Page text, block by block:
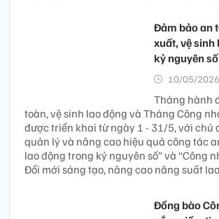
Đảm bảo an
xuất, vệ sinh
kỷ nguyên số
10/05/2026
Tháng hành
toàn, vệ sinh lao động và Tháng Công
được triển khai từ ngày 1 - 31/5, với chủ
quản lý và nâng cao hiệu quả công tác
lao động trong kỷ nguyên số” và “Công
Đổi mới sáng tạo, nâng cao năng suất
Đồng bào